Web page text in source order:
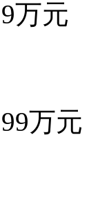
万元
万元